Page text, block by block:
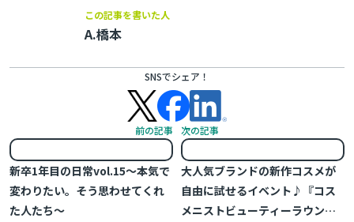
この記事を書いた人
A.橋本
SNSでシェア！
前の記事
新卒1年目の日常vol.15～本気で
変わりたい。そう思わせてくれ
た人たち～
次の記事
大人気ブランドの新作コスメが
自由に試せるイベント♪『コス
メニストビューティーラウン